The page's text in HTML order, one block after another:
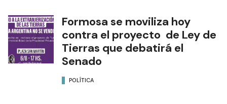
Formosa se moviliza hoy
contra el proyecto de Ley de
Tierras que debatirá el
Senado
POLÍTICA